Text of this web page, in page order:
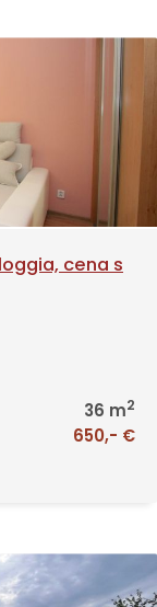
cena s
36 m2
650,- €